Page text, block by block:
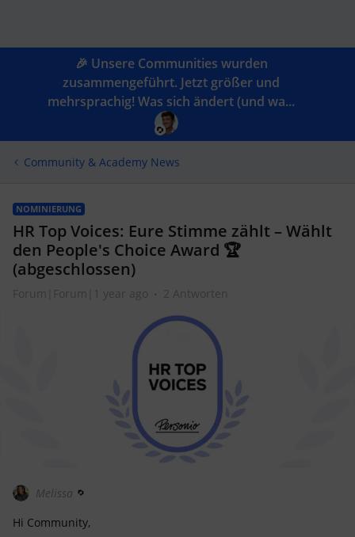
🎉 Unsere Communities wurden
zusammengeführt. Jetzt größer und
mehrsprachig! Was sich ändert (und wa...
Community & Academy News
NOMINIERUNG
HR Top Voices: Eure Stimme zählt – Wählt
den People's Choice Award 🏆
(abgeschlossen)
Forum|Forum|1 year ago 2 Antworten
Melissa
Hi Community,